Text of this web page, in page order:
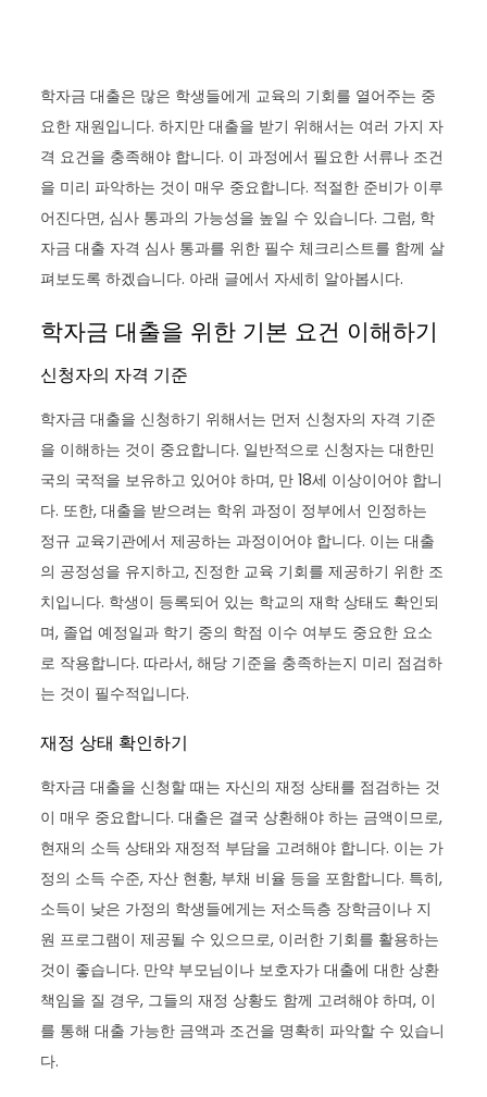
학자금 대출은 많은 학생들에게 교육의 기회를 열어주는 중
요한 재원입니다. 하지만 대출을 받기 위해서는 여러 가지 자
격 요건을 충족해야 합니다. 이 과정에서 필요한 서류나 조건
을 미리 파악하는 것이 매우 중요합니다. 적절한 준비가 이루
어진다면, 심사 통과의 가능성을 높일 수 있습니다. 그럼, 학
자금 대출 자격 심사 통과를 위한 필수 체크리스트를 함께 살
펴보도록 하겠습니다. 아래 글에서 자세히 알아봅시다.
학자금 대출을 위한 기본 요건 이해하기
신청자의 자격 기준
학자금 대출을 신청하기 위해서는 먼저 신청자의 자격 기준
을 이해하는 것이 중요합니다. 일반적으로 신청자는 대한민
국의 국적을 보유하고 있어야 하며, 만 18세 이상이어야 합니
다. 또한, 대출을 받으려는 학위 과정이 정부에서 인정하는
정규 교육기관에서 제공하는 과정이어야 합니다. 이는 대출
의 공정성을 유지하고, 진정한 교육 기회를 제공하기 위한 조
치입니다. 학생이 등록되어 있는 학교의 재학 상태도 확인되
며, 졸업 예정일과 학기 중의 학점 이수 여부도 중요한 요소
로 작용합니다. 따라서, 해당 기준을 충족하는지 미리 점검하
는 것이 필수적입니다.
재정 상태 확인하기
학자금 대출을 신청할 때는 자신의 재정 상태를 점검하는 것
이 매우 중요합니다. 대출은 결국 상환해야 하는 금액이므로,
현재의 소득 상태와 재정적 부담을 고려해야 합니다. 이는 가
정의 소득 수준, 자산 현황, 부채 비율 등을 포함합니다. 특히,
소득이 낮은 가정의 학생들에게는 저소득층 장학금이나 지
원 프로그램이 제공될 수 있으므로, 이러한 기회를 활용하는
것이 좋습니다. 만약 부모님이나 보호자가 대출에 대한 상환
책임을 질 경우, 그들의 재정 상황도 함께 고려해야 하며, 이
를 통해 대출 가능한 금액과 조건을 명확히 파악할 수 있습니
다.